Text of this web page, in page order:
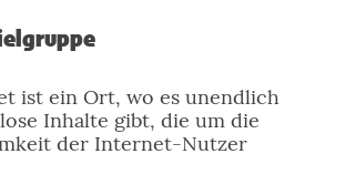
ist ein Ort, wo es unendlich
Inhalte gibt, die um die
der Internet-Nutzer